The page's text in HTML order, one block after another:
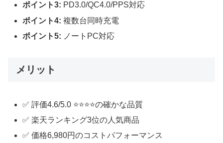
ポイント3: PD3.0/QC4.0/PPS対応
ポイント4: 複数台同時充電
ポイント5: ノートPC対応
メリット
✅ 評価4.6/5.0 ⭐⭐⭐⭐の確かな品質
✅ 楽天ランキング3位の人気商品
✅ 価格6,980円のコストパフォーマンス